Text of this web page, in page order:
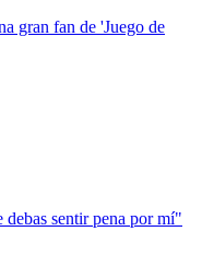
gran fan de 'Juego de
sentir pena por mí"